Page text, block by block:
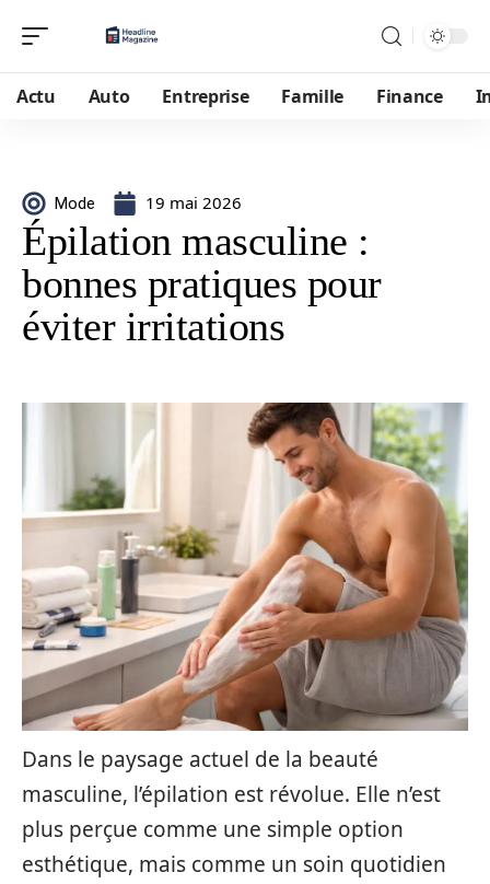
Actu Auto Entreprise Famille Finance
Mode 19 mai 2026
Épilation masculine :
bonnes pratiques pour
éviter irritations
Dans le paysage actuel de la beauté
masculine, l’épilation est révolue. Elle n’est
plus perçue comme une simple option
esthétique, mais comme un soin quotidien